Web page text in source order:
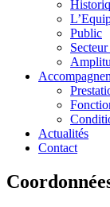
Public
Actualités
Contact